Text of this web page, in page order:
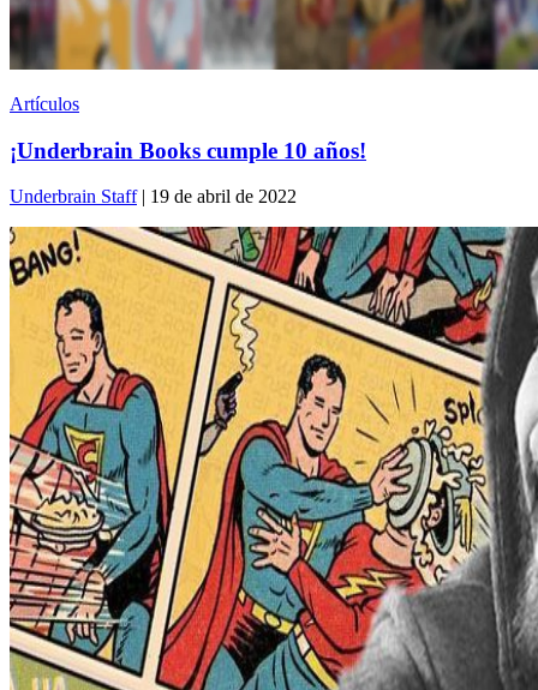
Artículos
¡Underbrain Books cumple 10 años!
Underbrain Staff| 19 de abril de 2022